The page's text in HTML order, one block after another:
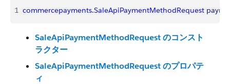
1 commercepayments.SaleApiPaymentMethodRequest
SaleApiPaymentMethodRequest のコンスト
ラクター
SaleApiPaymentMethodRequest のプロパテ
ィ